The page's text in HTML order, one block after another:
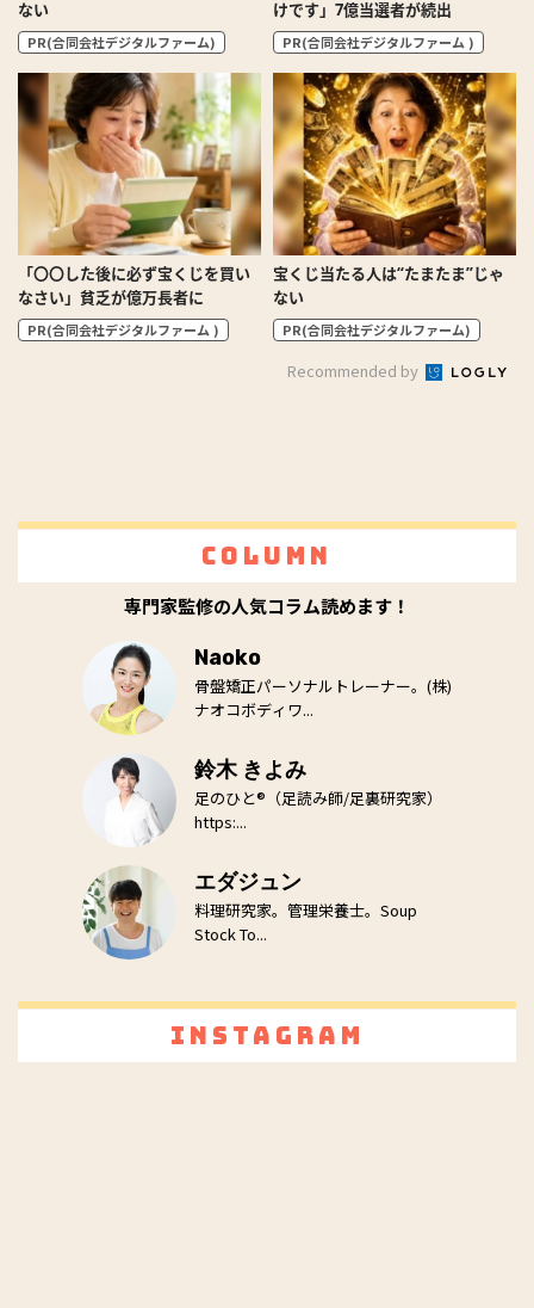
ない
PR(合同会社デジタルファーム)
けです」7億当選者が続出
PR(合同会社デジタルファーム )
「〇〇した後に必ず宝くじを買い
なさい」貧乏が億万長者に
PR(合同会社デジタルファーム )
宝くじ当たる人は“たまたま”じゃ
ない
PR(合同会社デジタルファーム)
Recommended by
Column
専門家監修の人気コラム読めます！
Naoko
骨盤矯正パーソナルトレーナー。(株)
ナオコボディワ...
鈴木 きよみ
足のひと®（足読み師/足裏研究家）
https:...
エダジュン
料理研究家。管理栄養士。Soup
Stock To...
Instagram